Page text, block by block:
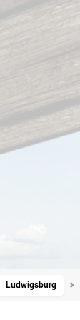
Ludwigsburg